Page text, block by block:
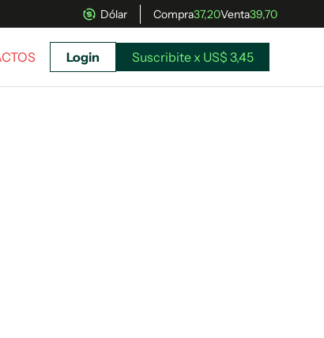
Dólar Compra37,20Venta39,70
Login Suscribite x US$ 3,45